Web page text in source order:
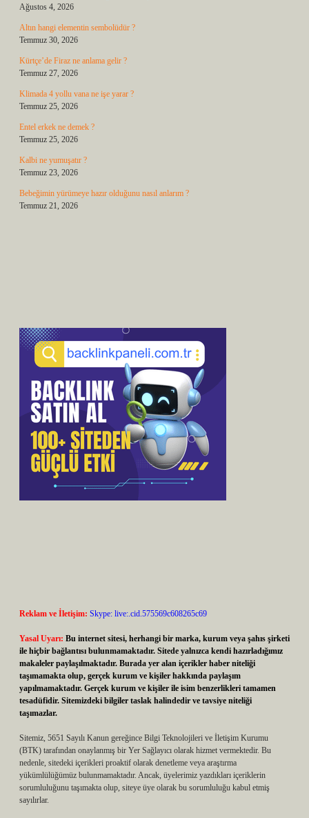
Ağustos 4, 2026
Altın hangi elementin sembolüdür ?
Temmuz 30, 2026
Kürtçe’de Firaz ne anlama gelir ?
Temmuz 27, 2026
Klimada 4 yollu vana ne işe yarar ?
Temmuz 25, 2026
Entel erkek ne demek ?
Temmuz 25, 2026
Kalbi ne yumuşatır ?
Temmuz 23, 2026
Bebeğimin yürümeye hazır olduğunu nasıl anlarım ?
Temmuz 21, 2026
Reklam ve İletişim: Skype: live:.cid.575569c608265c69
Yasal Uyarı: Bu internet sitesi, herhangi bir marka, kurum veya şahıs şirketi
ile hiçbir bağlantısı bulunmamaktadır. Sitede yalnızca kendi hazırladığımız
makaleler paylaşılmaktadır. Burada yer alan içerikler haber niteliği
taşımamakta olup, gerçek kurum ve kişiler hakkında paylaşım
yapılmamaktadır. Gerçek kurum ve kişiler ile isim benzerlikleri tamamen
tesadüfidir. Sitemizdeki bilgiler taslak halindedir ve tavsiye niteliği
taşımazlar.
Sitemiz, 5651 Sayılı Kanun gereğince Bilgi Teknolojileri ve İletişim Kurumu
(BTK) tarafından onaylanmış bir Yer Sağlayıcı olarak hizmet vermektedir. Bu
nedenle, sitedeki içerikleri proaktif olarak denetleme veya araştırma
yükümlülüğümüz bulunmamaktadır. Ancak, üyelerimiz yazdıkları içeriklerin
sorumluluğunu taşımakta olup, siteye üye olarak bu sorumluluğu kabul etmiş
sayılırlar.